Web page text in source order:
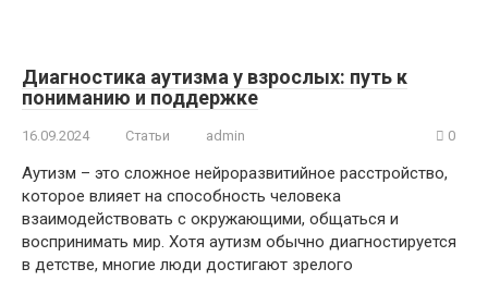
Диагностика аутизма у взрослых: путь к
пониманию и поддержке
16.09.2024 Статьи admin 0
Аутизм – это сложное нейроразвитийное расстройство,
которое влияет на способность человека
взаимодействовать с окружающими, общаться и
воспринимать мир. Хотя аутизм обычно диагностируется
в детстве, многие люди достигают зрелого